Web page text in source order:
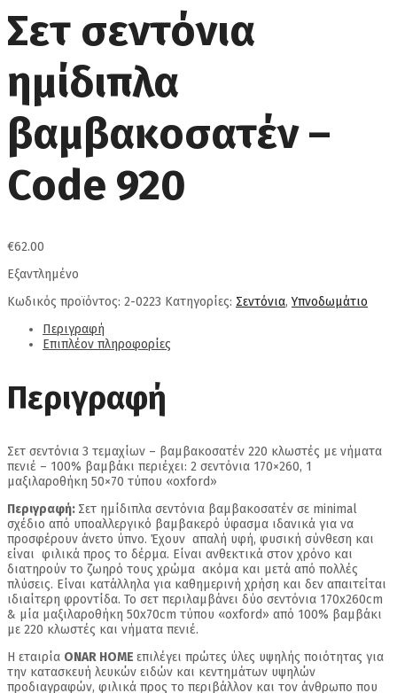
Σετ σεντόνια
ημίδιπλα
βαμβακοσατέν –
Code 920
€62.00
Εξαντλημένο
Κωδικός προϊόντος: 2-0223 Κατηγορίες: Σεντόνια,Υπνοδωμάτιο
Περιγραφή
Επιπλέον πληροφορίες
Περιγραφή
Σετ σεντόνια 3 τεμαχίων – βαμβακοσατέν 220 κλωστές με νήματα
πενιέ – 100% βαμβάκι περιέχει: 2 σεντόνια 170×260, 1
μαξιλαροθήκη 50×70 τύπου «oxford»
Περιγραφή: Σετ ημίδιπλα σεντόνια βαμβακοσατέν σε minimal
σχέδιο από υποαλλεργικό βαμβακερό ύφασμα ιδανικά για να
προσφέρουν άνετο ύπνο. Έχουν απαλή υφή, φυσική σύνθεση και
είναι φιλικά προς το δέρμα. Είναι ανθεκτικά στον χρόνο και
διατηρούν το ζωηρό τους χρώμα ακόμα και μετά από πολλές
πλύσεις. Είναι κατάλληλα για καθημερινή χρήση και δεν απαιτείται
ιδιαίτερη φροντίδα. Το σετ περιλαμβάνει δύο σεντόνια 170x260cm
& μία μαξιλαροθήκη 50x70cm τύπου «oxford» από 100% βαμβάκι
με 220 κλωστές και νήματα πενιέ.
Η εταιρία ONAR HOME επιλέγει πρώτες ύλες υψηλής ποιότητας για
την κατασκευή λευκών ειδών και κεντημάτων υψηλών
προδιαγραφών, φιλικά προς το περιβάλλον και τον άνθρωπο που